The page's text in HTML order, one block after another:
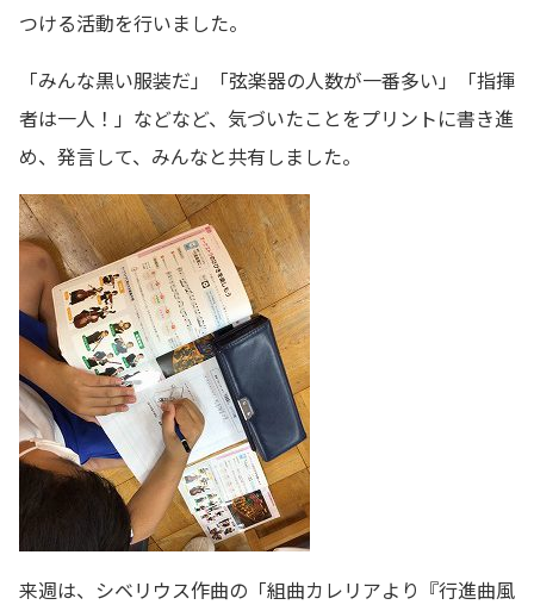
つける活動を行いました。
「みんな黒い服装だ」「弦楽器の人数が一番多い」「指揮
者は一人！」などなど、気づいたことをプリントに書き進
め、発言して、みんなと共有しました。
来週は、シベリウス作曲の「組曲カレリアより『行進曲風